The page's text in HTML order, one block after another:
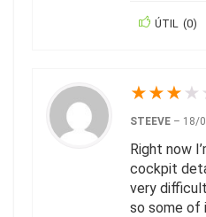
ÚTIL (0)
★★★ ★
STEEVE – 18/
Right now
cockpit
very
so some of